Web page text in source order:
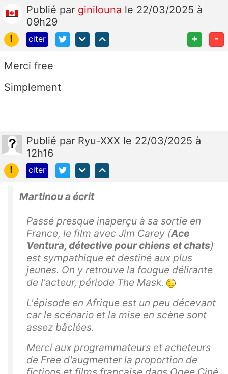
Publié par ginilouna le 22/03/2025 à
09h29
!
citer + -
Merci free
Simplement
Publié par Ryu-XXX le 22/03/2025 à
12h16
!
citer
Martinou a écrit
Passé presque inaperçu à sa sortie en
France, le film avec Jim Carey (Ace
Ventura, détective pour chiens et chats)
est sympathique et destiné aux plus
jeunes. On y retrouve la fougue délirante
de l'acteur, période The Mask.
L'épisode en Afrique est un peu décevant
car le scénario et la mise en scène sont
assez bâclées.
Merci aux programmateurs et acheteurs
de Free d'augmenter la proportion de